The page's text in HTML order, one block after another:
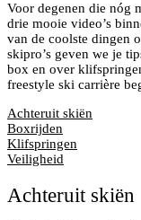
Voor degenen die nóg
drie mooie video’s
van de coolste dingen
skipro’s geven we je
box en over
freestyle ski carrière
Achteruit skiën
Boxrijden
Klifspringen
Veiligheid
Achteruit skiën